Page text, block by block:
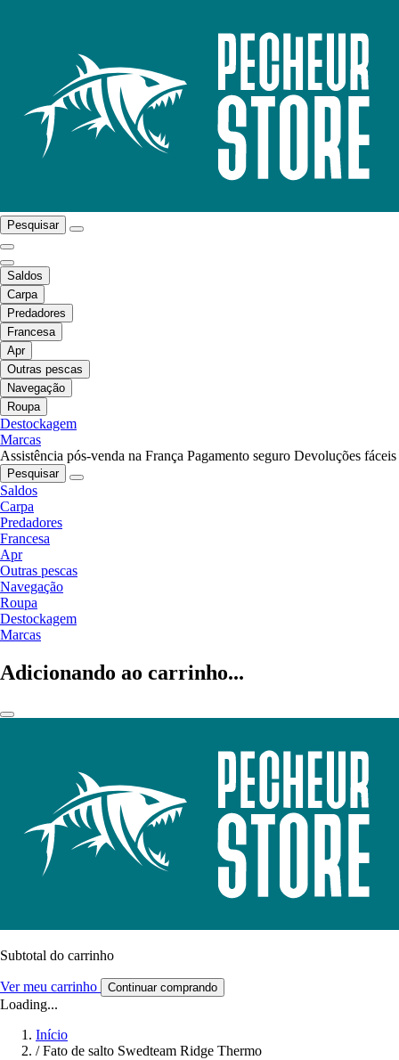
Pesquisar
Saldos
Carpa
Predadores
Francesa
Apr
Outras pescas
Navegação
Roupa
Destockagem
Marcas
Assistência pós-venda na França Pagamento seguro Devoluções fáceis
Pesquisar
Saldos
Carpa
Predadores
Francesa
Apr
Outras pescas
Navegação
Roupa
Destockagem
Marcas
Adicionando ao carrinho...
Subtotal do carrinho
Ver meu carrinho Continuar comprando
Loading...
Início
/ Fato de salto Swedteam Ridge Thermo